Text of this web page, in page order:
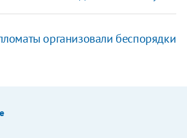
организовали беспорядки